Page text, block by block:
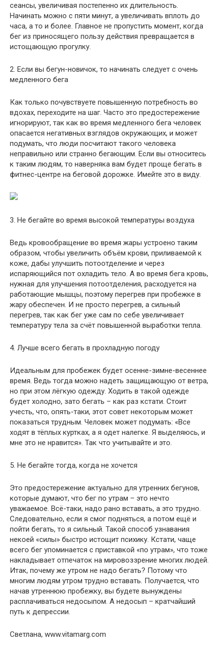
сеансы, увеличивая постепенно их длительность.
Начинать можно с пяти минут, а увеличивать вплоть до
часа, а то и более. Главное не пропустить момент, когда
бег из приносящего пользу действия превращается в
истощающую прогулку.
2. Если вы бегун-новичок, то начинать следует с очень
медленного бега
Как только почувствуете повышенную потребность во
вдохах, переходите на шаг. Часто это предостережение
игнорируют, так как во время медленного бега человек
опасается негативных взглядов окружающих, и может
подумать, что люди посчитают такого человека
неправильно или странно бегающим. Если вы относитесь
к таким людям, то наверняка вам будет проще бегать в
фитнес-центре на беговой дорожке. Имейте это в виду.
3. Не бегайте во время высокой температуры воздуха
Ведь кровообращение во время жары устроено таким
образом, чтобы увеличить объём крови, приливаемой к
коже, дабы улучшить потоотделение и через
испаряющийся пот охладить тело. А во время бега кровь,
нужная для улучшения потоотделения, расходуется на
работающие мышцы, поэтому перегрев при пробежке в
жару обеспечен. И не просто перегрев, а сильный
перегрев, так как бег уже сам по себе увеличивает
температуру тела за счёт повышенной выработки тепла.
4. Лучше всего бегать в прохладную погоду
Идеальным для пробежек будет осенне-зимне-весеннее
время. Ведь тогда можно надеть защищающую от ветра,
но при этом лёгкую одежду. Ходить в такой одежде
будет холодно, зато бегать – как раз кстати. Стоит
учесть, что, опять-таки, этот совет некоторым может
показаться трудным. Человек может подумать: «Все
ходят в тёплых куртках, а я одет налегке. Я выделяюсь, и
мне это не нравится». Так что учитывайте и это.
5. Не бегайте тогда, когда не хочется
Это предостережение актуально для утренних бегунов,
которые думают, что бег по утрам – это нечто
уважаемое. Всё-таки, надо рано вставать, а это трудно.
Следовательно, если я смог подняться, а потом ещё и
пойти бегать, то я сильный. Такой способ узнавания
некоей «силы» быстро истощит психику. Кстати, чаще
всего бег упоминается с приставкой «по утрам», что тоже
накладывает отпечаток на мировоззрение многих людей.
Итак, почему же утром не надо бегать? Потому что
многим людям утром трудно вставать. Получается, что
начав утреннюю пробежку, вы будете вынуждены
расплачиваться недосыпом. А недосып – кратчайший
путь к депрессии.
Светлана, www.vitamarg.com